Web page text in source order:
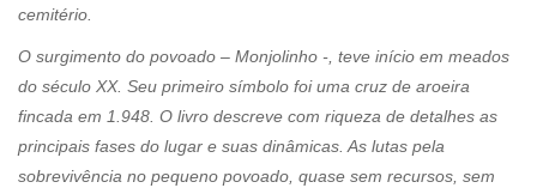
cemitério.
O surgimento do povoado – Monjolinho -, teve início em meados
do século XX. Seu primeiro símbolo foi uma cruz de aroeira
fincada em 1.948. O livro descreve com riqueza de detalhes as
principais fases do lugar e suas dinâmicas. As lutas pela
sobrevivência no pequeno povoado, quase sem recursos, sem